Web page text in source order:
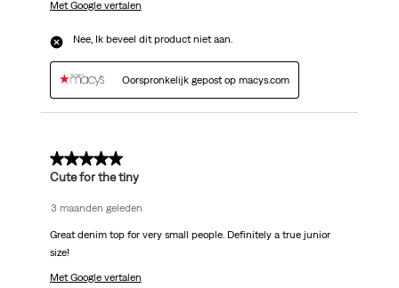
Met Google vertalen
Nee, Ik beveel dit product niet aan.
Oorspronkelijk gepost op macys.com
3 van 5 sterren.
Cute for the tiny
3 maanden geleden
Great denim top for very small people. Definitely a true junior
size!
Met Google vertalen